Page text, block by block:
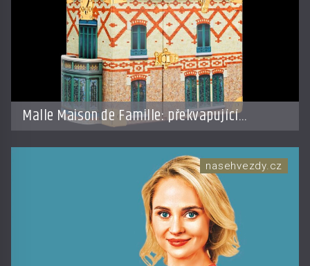
Malle Maison de Famille: překvapující
doplněk od LV
nasehvezdy.cz